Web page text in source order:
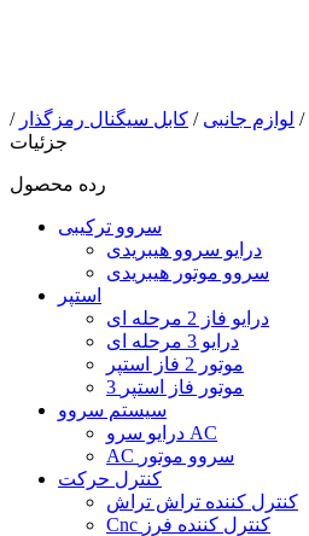
/ لوازم جانبی / کابل سیگنال رمزگذار /
جزئیات
رده محصول
سروو ترکیبی
درایو سروو هیبریدی
سروو موتور هیبریدی
استپر
درایو فاز 2 مرحله ای
درایو 3 مرحله ای
موتور 2 فاز استپر
3 موتور فاز استپر
سیستم سروو
درایو سرو AC
AC سروو موتور
کنترل حرکت
کنترل کننده تراش تراش
Cnc کنترل کننده فرز